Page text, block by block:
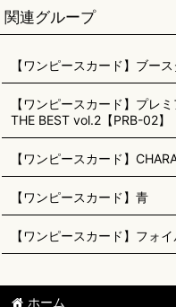
関連グループ
【ワンピースカード】ブー
【ワンピースカード】プレ
THE BEST vol.2【PRB-02】
【ワンピースカード】
【ワンピースカード】青
【ワンピースカード】フォ
ホーム